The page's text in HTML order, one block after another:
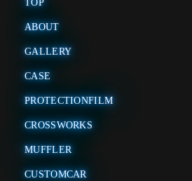
TOP
ABOUT
GALLERY
CASE
PROTECTIONFILM
CROSSWORKS
MUFFLER
CUSTOMCAR